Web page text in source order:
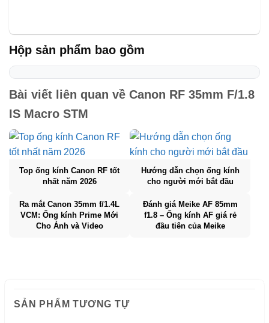
Hộp sản phẩm bao gồm
Bài viết liên quan về Canon RF 35mm F/1.8
IS Macro STM
Top ống kính Canon RF tốt
nhất năm 2026
Hướng dẫn chọn ống kính
cho người mới bắt đầu
Ra mắt Canon 35mm f/1.4L
VCM: Ống kính Prime Mới
Cho Ảnh và Video
Đánh giá Meike AF 85mm
f1.8 – Ống kính AF giá rẻ
đầu tiên của Meike
SẢN PHẨM TƯƠNG TỰ